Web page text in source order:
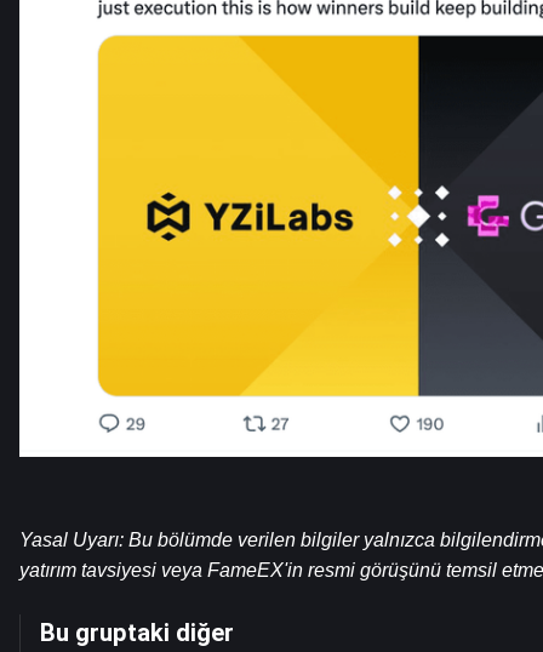
Yasal Uyarı: Bu bölümde verilen bilgiler yalnızca
yatırım tavsiyesi veya FameEX'in resmi görüşünü temsil
Bu gruptaki diğer